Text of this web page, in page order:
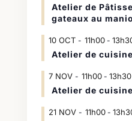
Atelier de
gateaux au
10 OCT 11h00-
Atelier de
7 NOV 11h00- 13h30
Atelier de
21 NOV 11h00-